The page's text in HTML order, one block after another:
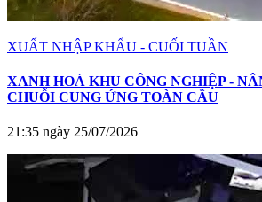
XUẤT NHẬP KHẨU - CUỐI TUẦN
XANH HOÁ KHU CÔNG NGHIỆP -
CHUỖI CUNG ỨNG TOÀN CẦU
21:35 ngày 25/07/2026